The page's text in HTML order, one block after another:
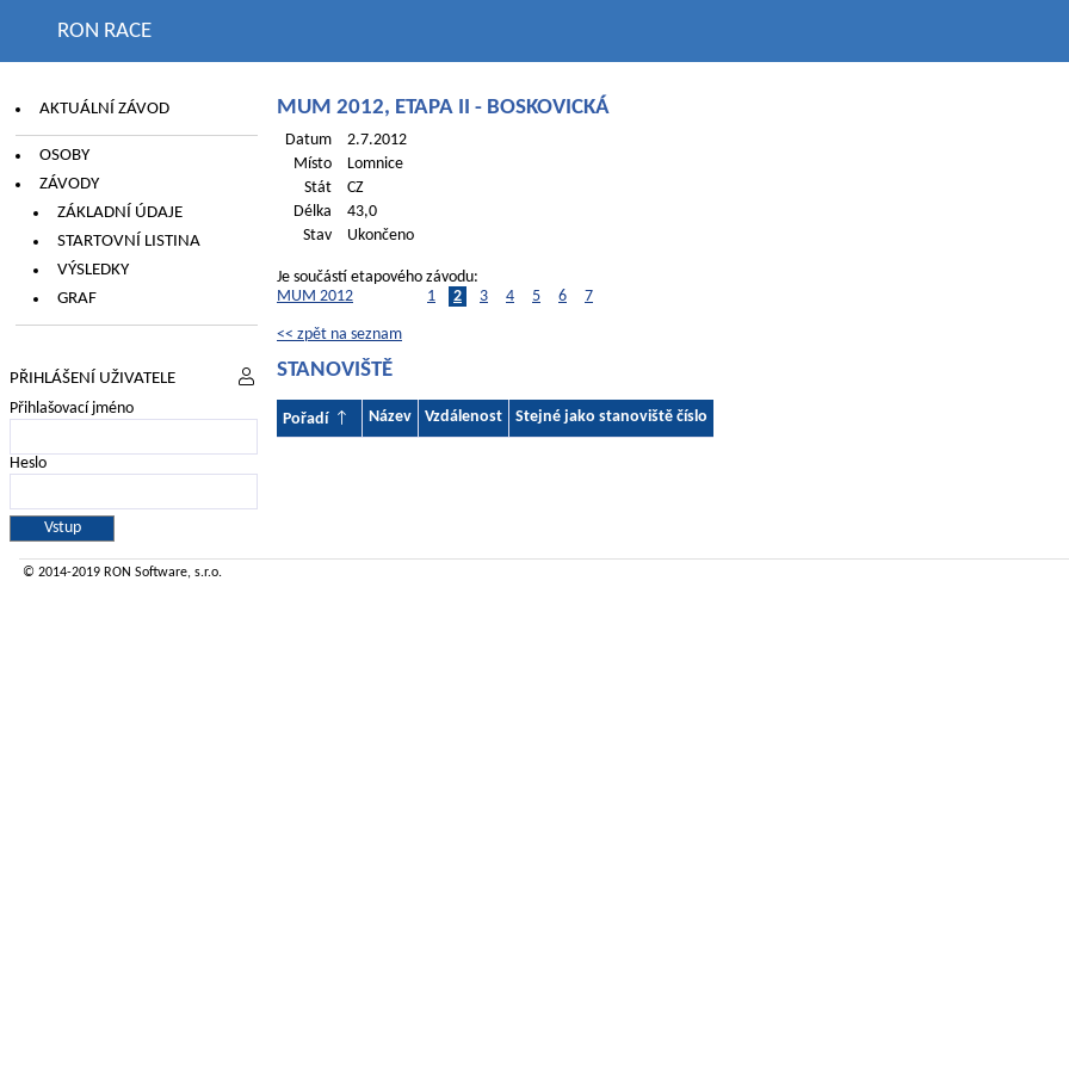
RON RACE
AKTUÁLNÍ ZÁVOD
OSOBY
ZÁVODY
ZÁKLADNÍ ÚDAJE
STARTOVNÍ LISTINA
VÝSLEDKY
GRAF
PŘIHLÁŠENÍ UŽIVATELE
Přihlašovací jméno
Heslo
MUM 2012, ETAPA II - BOSKOVICKÁ
Datum
2.7.2012
Místo
Lomnice
Stát
CZ
Délka
43,0
Stav
Ukončeno
Je součástí etapového závodu:
MUM 2012
1 2 3 4 5 6 7
<< zpět na seznam
STANOVIŠTĚ
Pořadí Název Vzdálenost Stejné jako stanoviště číslo
© 2014-2019 RON Software, s.r.o.